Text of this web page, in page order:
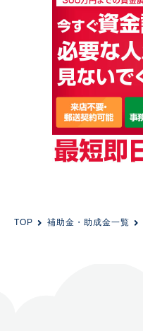
TOP 補助金・助成金一覧